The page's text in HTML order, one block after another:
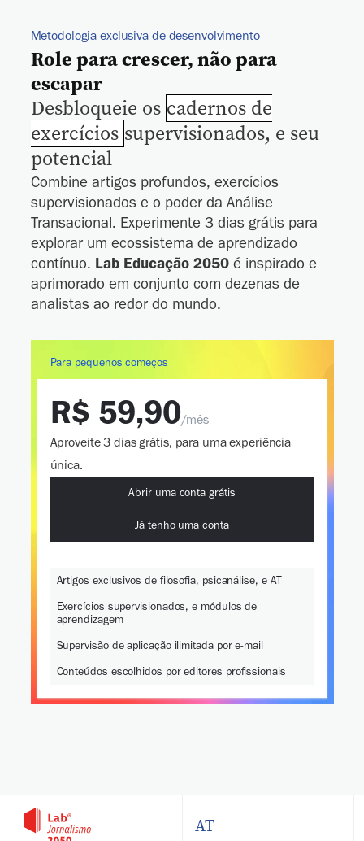
Metodologia exclusiva de desenvolvimento
Role para crescer, não para
escapar
Desbloqueie os cadernos de
exercícios supervisionados, e seu
potencial
Combine artigos profundos, exercícios
supervisionados e o poder da Análise
Transacional. Experimente 3 dias grátis para
explorar um ecossistema de aprendizado
contínuo. Lab Educação 2050é inspirado e
aprimorado em conjunto com dezenas de
analistas ao redor do mundo.
Para pequenos começos
R$ 59,90/mês
Aproveite 3 dias grátis, para uma experiência
única.
Abrir uma conta grátis
Já tenho uma conta
Artigos exclusivos de filosofia, psicanálise, e AT
Exercícios supervisionados, e módulos de
aprendizagem
Supervisão de aplicação ilimitada por e-mail
Conteúdos escolhidos por editores profissionais
AT